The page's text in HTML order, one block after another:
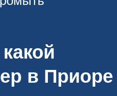
в Приоре